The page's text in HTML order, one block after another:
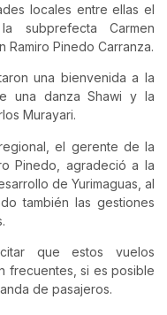
locales entre ellas el
subprefecta Carmen
Ramiro Pinedo Carranza.
una bienvenida a la
una danza Shawi y la
Murayari.
el gerente de la
Pinedo, agradeció a la
de Yurimaguas, al
también las gestiones
que estos vuelos
frecuentes, si es posible
de pasajeros.